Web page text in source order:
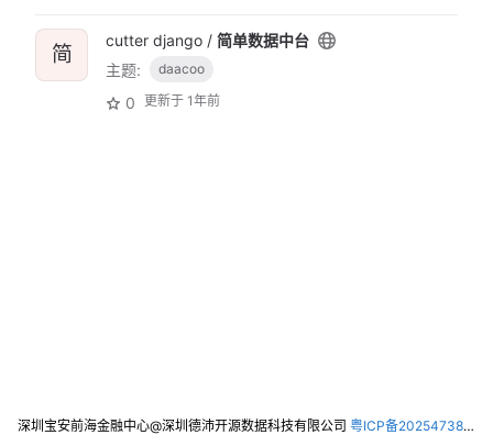
简
cutter django / 简单数据中台
主题:
daacoo
0 更新于 1年前
深圳宝安前海金融中心@深圳德沛开源数据科技有限公司 粤ICP备2025473821号-2